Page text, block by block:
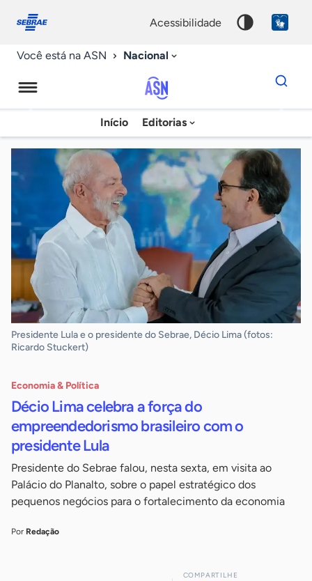
conosco
acessibilidade
Você está na ASN Nacional
Agência
Sebrae
de
Notícias
Início Editorias
Dados
para
chave
Presidente Lula e o presidente do Sebrae, Décio Lima (fotos:
Ricardo Stuckert)
Economia & Política
Décio Lima celebra a força do
empreendedorismo brasileiro com o
presidente Lula
Presidente do Sebrae falou, nesta sexta, em visita ao
Palácio do Planalto, sobre o papel estratégico dos
pequenos negócios para o fortalecimento da economia
Por Redação
COMPARTILHE